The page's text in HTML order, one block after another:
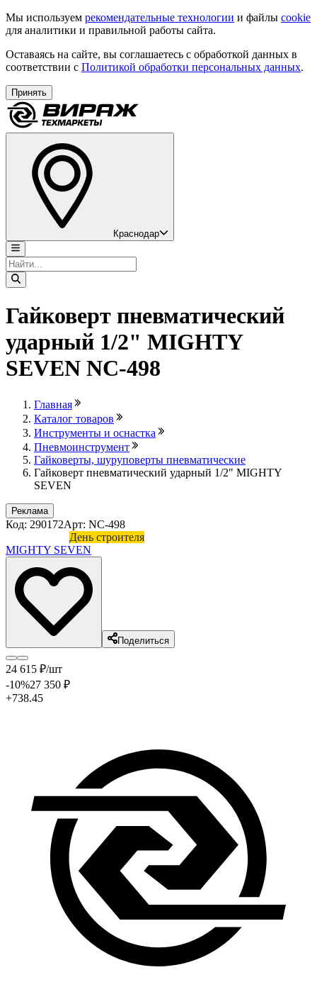
Мы используем рекомендательные технологии и файлы cookie
для аналитики и правильной работы сайта.
Оставаясь на сайте, вы соглашаетесь с обработкой данных в
соответствии с Политикой обработки персональных данных.
Принять
Краснодар
Гайковерт пневматический
ударный 1/2" MIGHTY
SEVEN NC-498
Главная
Каталог товаров
Инструменты и оснастка
Пневмоинструмент
Гайковерты, шуруповерты пневматические
Гайковерт пневматический ударный 1/2" MIGHTY
SEVEN
Реклама
Код: 290172Арт: NC-498
День строителя
MIGHTY SEVEN
Поделиться
24 615 ₽/шт
-10%27 350 ₽
+738.45